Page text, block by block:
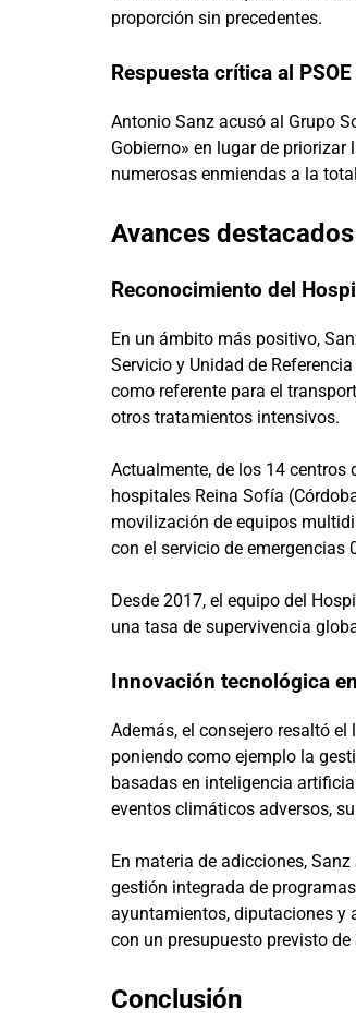
proporción sin precedentes.
Respuesta crítica al PSOE
Antonio Sanz acusó al Grupo
Gobierno» en lugar de
numerosas enmiendas a la
Avances
Reconocimiento del
En un ámbito más positivo,
Servicio y Unidad de
como referente para el
otros tratamientos intensivos.
Actualmente, de los 14 centros
hospitales Reina Sofía
movilización de equipos
con el servicio de emergencias
Desde 2017, el equipo del
una tasa de supervivencia
Innovación tecnológica
Además, el consejero resaltó
poniendo como ejemplo la
basadas en inteligencia
eventos climáticos adversos,
En materia de adicciones,
gestión integrada de
ayuntamientos, diputaciones y
con un presupuesto previsto
Conclusión